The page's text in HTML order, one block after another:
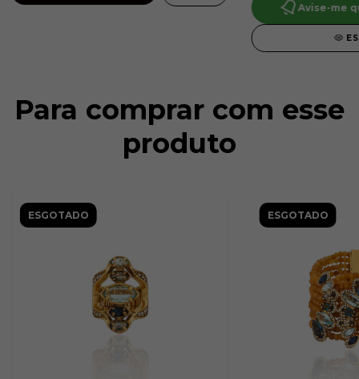
Avise-me
Para comprar com esse
produto
ESGOTADO ESGOTADO